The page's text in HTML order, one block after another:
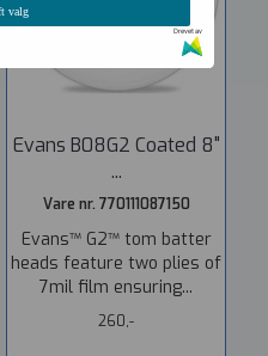
Evans B08G2 Coated 8"
...
Vare nr. 770111087150
Evans™ G2™ tom batter
heads feature two plies of
7mil film ensuring...
260,-
valg
Drevet av